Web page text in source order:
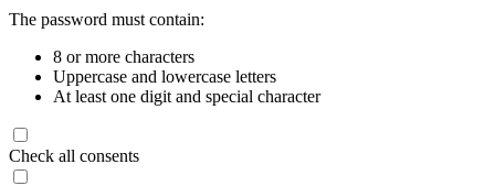
The password must contain:
8 or more characters
Uppercase and lowercase letters
At least one digit and special character
Check all consents